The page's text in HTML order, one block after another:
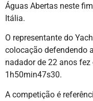
Águas Abertas neste
Itália.
O representante do
colocação defendendo
nadador de 22 anos
1h50min47s30.
A competição é